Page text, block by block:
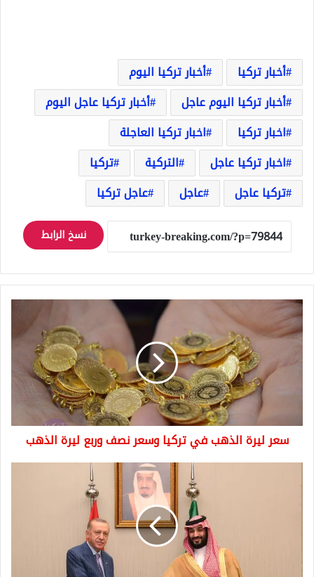
أخبار تركيا
أخبار تركيا اليوم
أخبار تركيا اليوم عاجل
أخبار تركيا عاجل اليوم
اخبار تركيا
اخبار تركيا العاجلة
اخبار تركيا عاجل
التركية
تركيا
تركيا عاجل
عاجل عاجل تركيا
نسخ الرابط
سعر
ليرة
الذهب
تركيا
نصف
ليرة
الذهب
سعر ليرة الذهب في تركيا وسعر نصف وربع ليرة الذهب
السعودية
تستعد
للاستثمار
بقوة
في
تركيا